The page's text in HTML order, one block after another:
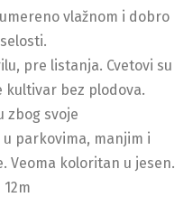
vlažnom i dobro
pre listanja. Cvetovi su
kultivar bez plodova.
zbog svoje
parkovima, manjim i
Veoma koloritan u jesen.
12m